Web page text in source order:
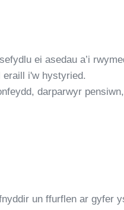
ei asedau a’i
eraill i'w hystyried.
darparwyr
un ffurflen ar gyfer